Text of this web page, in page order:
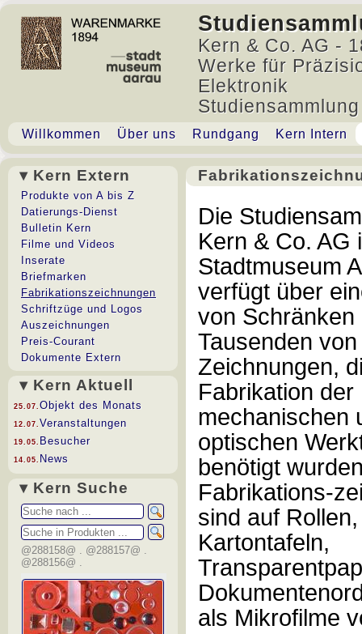
Kern & Co. AG -
Werke für
Elektronik
Willkommen Über uns Rundgang Kern Intern
▾ Kern Extern
Produkte von A bis Z
Datierungs-Dienst
Bulletin Kern
Filme und Videos
Inserate
Briefmarken
Fabrikationszeichnungen
Schriftzüge und Logos
Auszeichnungen
Preis-Courant
Dokumente Extern
▾ Kern Aktuell
25.07. Objekt des Monats
12.07. Veranstaltungen
19.05. Besucher
14.05. News
▾ Kern Suche
@288158@ . @288157@ .
@288156@ .
Die
Kern & Co. AG
Stadtmuseum
verfügt über
von Schränken
Tausenden von
Zeichnungen,
Fabrikation der
mechanischen
optischen
benötigt
Fabrikations-
sind auf Rollen,
Kartontafeln,
als Mikrofilme